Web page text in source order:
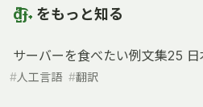
d̺͆͡ɟ˖ をもっと知る
サーバーを食べたい例文集25
#人工言語 #翻訳